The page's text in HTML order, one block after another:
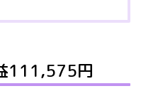
111,575円